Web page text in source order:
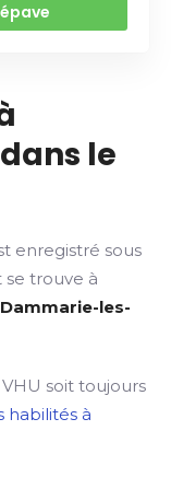
dans le
enregistré sous
se trouve à
les-
soit toujours
habilités à